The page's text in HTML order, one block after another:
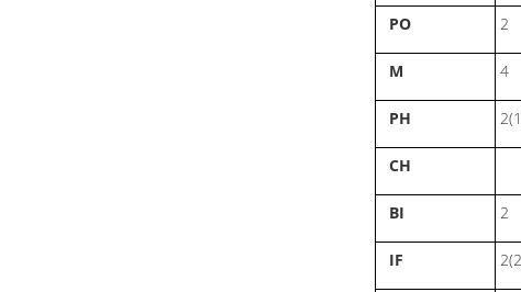
PO 2
M 4
PH
CH
BI 2
IF